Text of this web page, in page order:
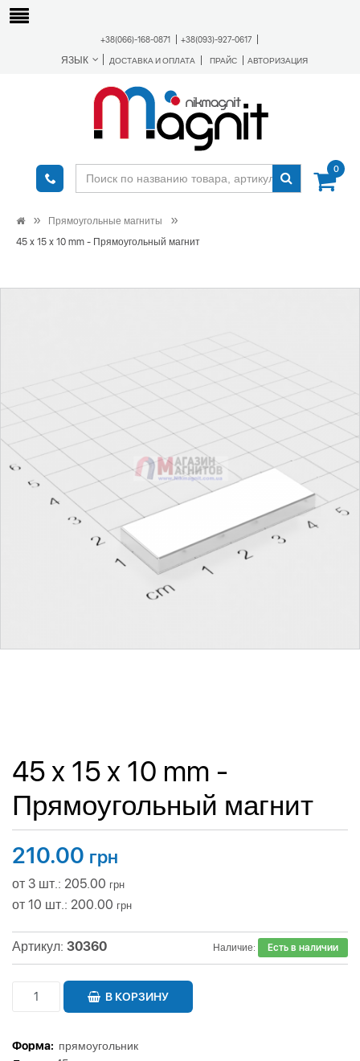
+38(066)-168-0871 +38(093)-927-0617
ЯЗЫК ДОСТАВКА И ОПЛАТА ПРАЙС АВТОРИЗАЦИЯ
0
Прямоугольные магниты
45 x 15 x 10 mm - Прямоугольный магнит
45 x 15 x 10 mm -
Прямоугольный магнит
210.00 грн
от 3 шт.: 205.00 грн
от 10 шт.: 200.00 грн
Артикул: 30360 Наличие: Есть в наличии
В КОРЗИНУ
Форма: прямоугольник